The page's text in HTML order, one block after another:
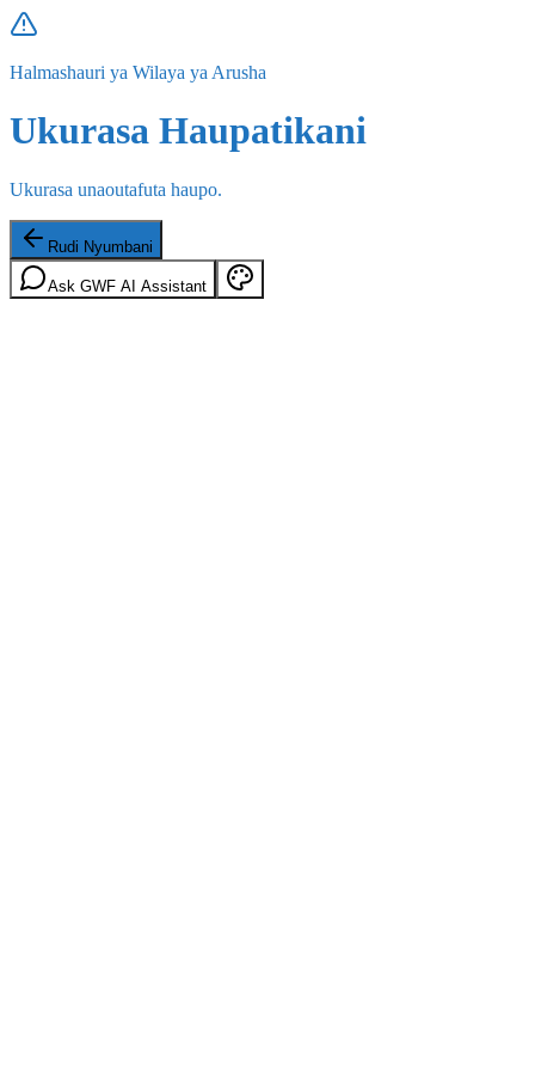
Halmashauri ya Wilaya ya Arusha
Ukurasa Haupatikani
Ukurasa unaoutafuta haupo.
Rudi Nyumbani
Ask GWF AI Assistant